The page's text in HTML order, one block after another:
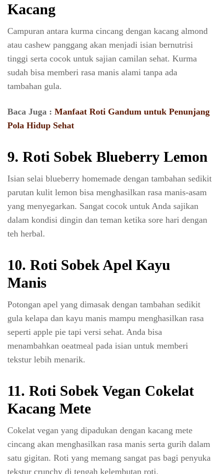
Kacang
Campuran antara kurma cincang dengan kacang almond
atau cashew panggang akan menjadi isian bernutrisi
tinggi serta cocok untuk sajian camilan sehat. Kurma
sudah bisa memberi rasa manis alami tanpa ada
tambahan gula.
Baca Juga : Manfaat Roti Gandum untuk Penunjang
Pola Hidup Sehat
9. Roti Sobek Blueberry Lemon
Isian selai blueberry homemade dengan tambahan sedikit
parutan kulit lemon bisa menghasilkan rasa manis-asam
yang menyegarkan. Sangat cocok untuk Anda sajikan
dalam kondisi dingin dan teman ketika sore hari dengan
teh herbal.
10. Roti Sobek Apel Kayu
Manis
Potongan apel yang dimasak dengan tambahan sedikit
gula kelapa dan kayu manis mampu menghasilkan rasa
seperti apple pie tapi versi sehat. Anda bisa
menambahkan oeatmeal pada isian untuk memberi
tekstur lebih menarik.
11. Roti Sobek Vegan Cokelat
Kacang Mete
Cokelat vegan yang dipadukan dengan kacang mete
cincang akan menghasilkan rasa manis serta gurih dalam
satu gigitan. Roti yang memang sangat pas bagi penyuka
tekstur crunchy di tengah kelembutan roti.